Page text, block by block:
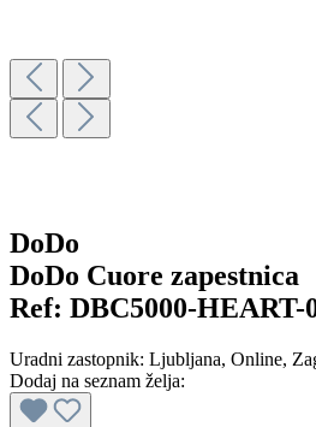
DoDo
DoDo Cuore zapestnica
Ref: DBC5000-HEART-
Uradni zastopnik: Ljubljana, Online,
Dodaj na seznam želja: